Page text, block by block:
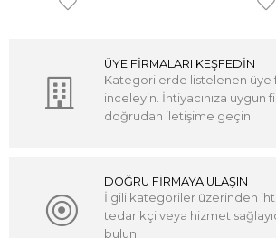
ÜYE FİRMALARI KEŞFEDİN
Kategorilerde listelenen üye
inceleyin. İhtiyacınıza uygun
doğrudan iletişime geçin.
DOĞRU FİRMAYA ULAŞIN
İlgili kategoriler üzerinden
tedarikçi veya hizmet
bulun.